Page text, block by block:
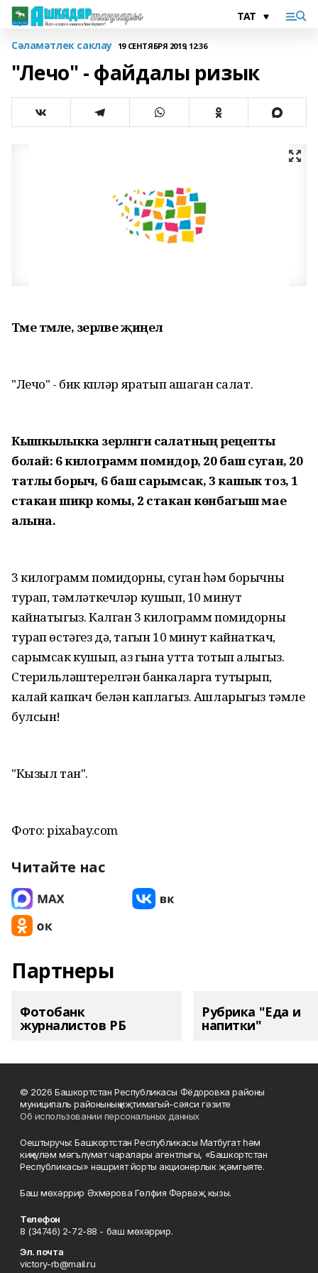
Сәламәтлек саклау 19 СЕНТЯБРЯ 2019, 12:36
"Лечо" - файдалы ризык
Тәме тәмле, әзерләве җиңел
"Лечо" - бик күпләр яратып ашаган салат.
Кышкылыкка әзерләнгән салатның рецепты
болай: 6 килограмм помидор, 20 баш суган, 20
татлы борыч, 6 баш сарымсак, 3 кашык тоз, 1
стакан шикәр комы, 2 стакан көнбагыш мае
алына.
3 килограмм помидорны, суган һәм борычны
турап, тәмләткечләр кушып, 10 минут
кайнатыгыз. Калган 3 килограмм помидорны
турап өстәгез дә, тагын 10 минут кайнаткач,
сарымсак кушып, аз гына утта тотып алыгыз.
Стерильләштерелгән банкаларга тутырып,
калай капкач белән каплагыз. Ашларыгыз тәмле
булсын!
"Кызыл тан".
Фото: pixabay.com
Читайте нас
Партнеры
Фотобанк
журналистов РБ
Рубрика "Еда и
напитки"
© 2026 Башкортстан Республикасы Фёдоровка районы
муниципаль районының иҗтимагый-сәяси гәзите
Об использовании персональных данных
Оештыручы: Башкортстан Республикасы Матбугат һәм
киңкүләм мәгълүмат чаралары агентлыгы, «Башкортстан
Республикасы» нәшрият йорты акционерлык җәмгыяте.
Баш мөхәррир Әхмәрова Гөлфия Фәрвәҗ кызы.
Телефон
8 (34746) 2-72-88 - баш мөхәррир.
Эл. почта
victory-rb@mail.ru